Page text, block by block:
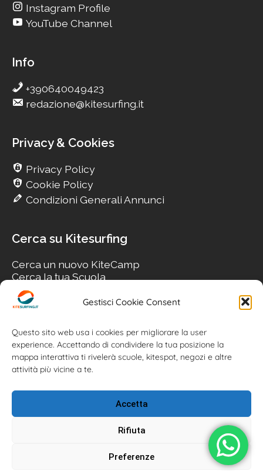
Gestisci Cookie Consent
Questo sito web usa i cookies per migliorare la user
experience. Accettando di condividere la tua posizione la
mappa interattiva ti rivelerà scuole, kitespot, negozi e altre
attività più vicine a te.
Accetta
Rifiuta
Preferenze
Instagram Profile
YouTube Channel
Info
+390640049423
redazione@kitesurfing.it
Privacy & Cookies
Privacy Policy
Cookie Policy
Condizioni Generali Annunci
Cerca su Kitesurfing
Cerca un nuovo KiteCamp
Cerca la tua Scuola
Cerca il tuo KiteSpot
Cerca Accommodation
Cerca il tuo Usato